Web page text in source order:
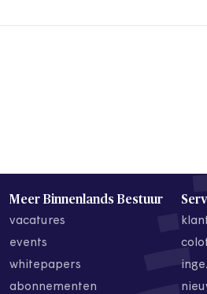
Meer Binnenlands Bestuur
vacatures
events
whitepapers
abonnementen